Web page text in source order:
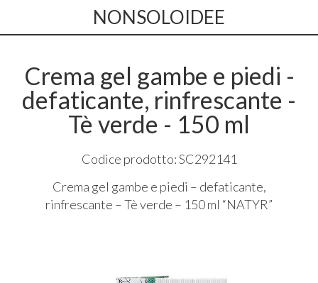
NONSOLOIDEE
Crema gel gambe e piedi -
defaticante, rinfrescante -
Tè verde - 150 ml
Codice prodotto: SC292141
Crema gel gambe e piedi – defaticante,
rinfrescante – Tè verde – 150 ml “NATYR”